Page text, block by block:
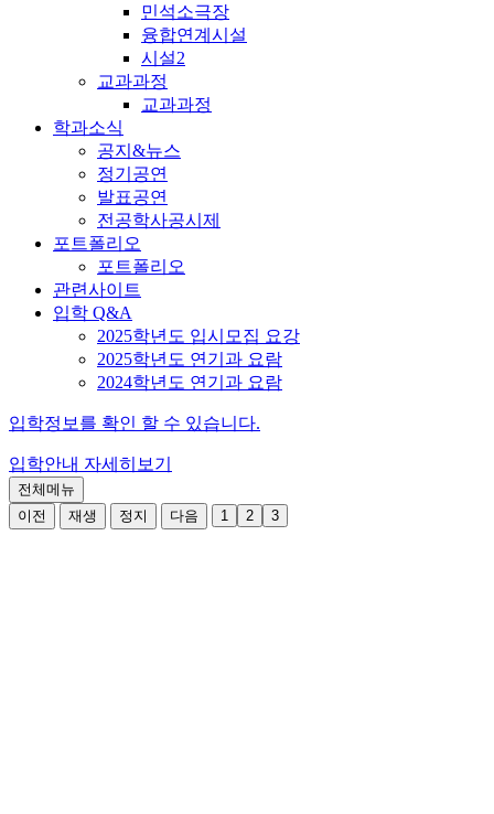
민석소극장
융합연계시설
시설2
교과과정
교과과정
학과소식
공지&뉴스
정기공연
발표공연
전공학사공시제
포트폴리오
포트폴리오
관련사이트
입학 Q&A
2025학년도 입시모집 요강
2025학년도 연기과 요람
2024학년도 연기과 요람
입학정보를 확인 할 수 있습니다.
입학안내 자세히보기
전체메뉴
이전
재생 정지 다음 1 2 3